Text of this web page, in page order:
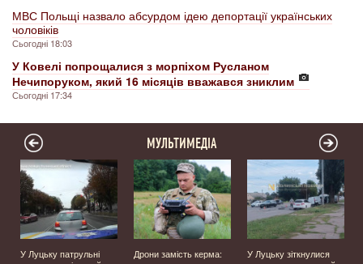
МВС Польщі назвало абсурдом ідею депортації українських
чоловіків
Сьогодні 18:03
У Ковелі попрощалися з морпіхом Русланом
Нечипоруком, який 16 місяців вважався зниклим
Сьогодні 17:34
МУЛЬТИМЕДІА
У Луцьку патрульні
Дрони замість керма:
У Луцьку зіткнулися